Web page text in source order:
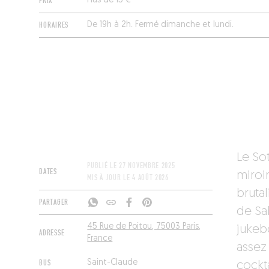
HORAIRES De 19h à 2h. Fermé dimanche et lundi.
DATES
PUBLIÉ LE 27 NOVEMBRE 2025
MIS À JOUR LE 4 AOÛT 2026
PARTAGER
ADRESSE
45 Rue de Poitou, 75003 Paris,
France
BUS Saint-Claude
Le
de